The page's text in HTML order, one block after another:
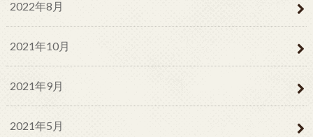
2022年8月
2021年10月
2021年9月
2021年5月